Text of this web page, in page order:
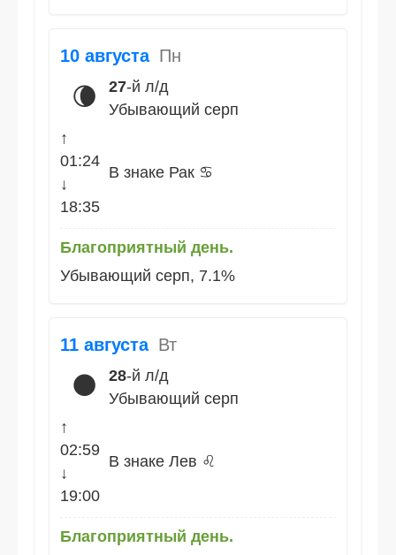
10 августа Пн
🌘 27-й л/д
Убывающий серп
↑
01:24
↓
18:35
В знаке Рак ♋
Благоприятный день.
Убывающий серп, 7.1%
11 августа Вт
🌑 28-й л/д
Убывающий серп
↑
02:59
↓
19:00
В знаке Лев ♌
Благоприятный день.